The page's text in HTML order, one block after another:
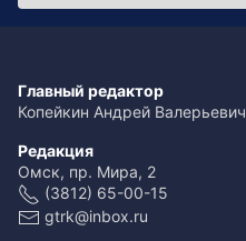
Главный редактор
Копейкин Андрей Валерьевич
Редакция
Омск, пр. Мира, 2
(3812) 65-00-15
gtrk@inbox.ru